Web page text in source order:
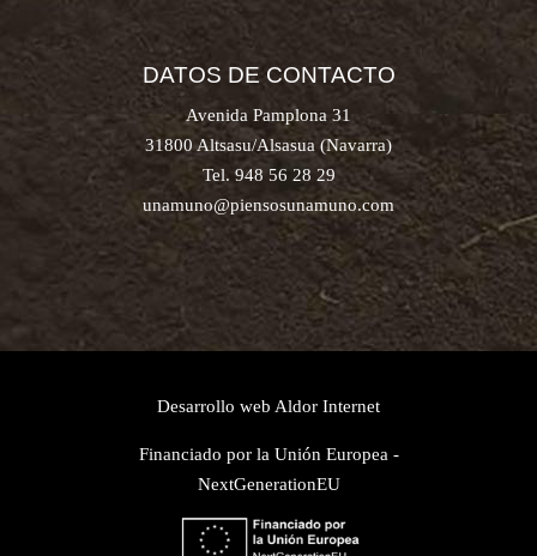
DATOS DE CONTACTO
Avenida Pamplona 31
31800 Altsasu/Alsasua (Navarra)
Tel. 948 56 28 29
unamuno@piensosunamuno.com
Desarrollo web Aldor Internet
Financiado por la Unión Europea -
NextGenerationEU